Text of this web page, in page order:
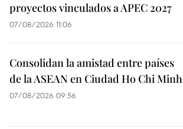
proyectos vinculados a APEC 2027
07/08/2026 11:06
Consolidan la amistad entre países
de la ASEAN en Ciudad Ho Chi Minh
07/08/2026 09:56